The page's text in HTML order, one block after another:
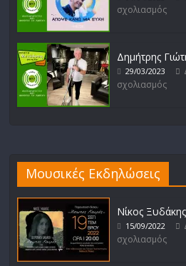
σχολιασμός
Δημήτρης
29/03/2023
σχολιασμός
Μουσικές Εκδηλώσεις
Νίκος
15/09/2022
σχολιασμός